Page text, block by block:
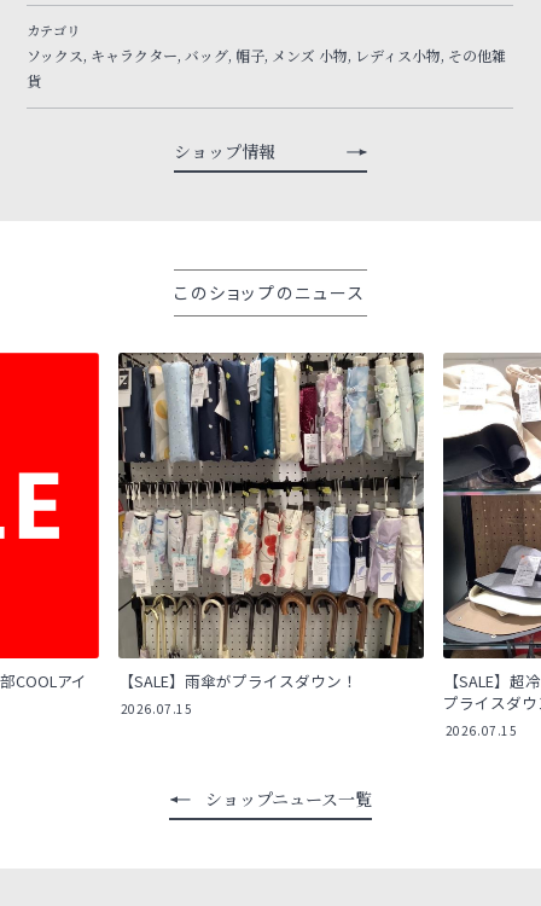
カテゴリ
ソックス, キャラクター, バッグ, 帽子, メンズ 小物, レディス小物, その他雑
貨
ショップ情報
このショップのニュース
COOLアイ 【SALE】雨傘がプライスダウン！
2026.07.15
【SALE】超
プライスダ
2026.07.15
ショップニュース一覧